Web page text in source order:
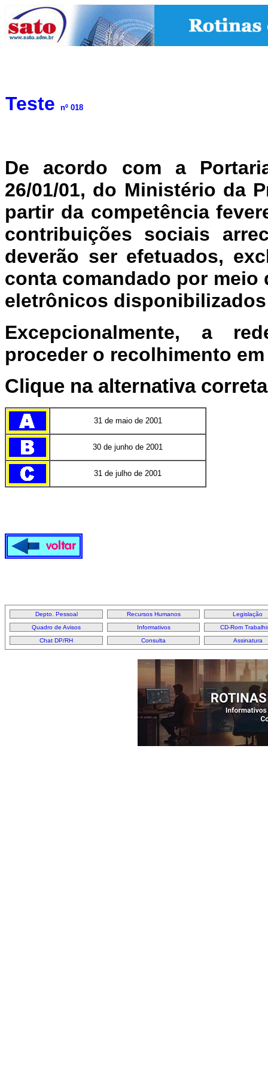
Teste nº 018
De acordo com a
26/01/01, do Ministério da
partir da competência
contribuições sociais
deverão ser efetuados,
conta comandado por
eletrônicos
Excepcionalmente, a
proceder o recolhimento
Clique na alternativa
31 de maio de 2001
30 de junho de 2001
31 de julho de 2001
Depto. Pessoal Recursos Humanos
Legislação
Quadro de Avisos
Informativos
CD-Rom
Chat DP/RH
Consulta Assinatura